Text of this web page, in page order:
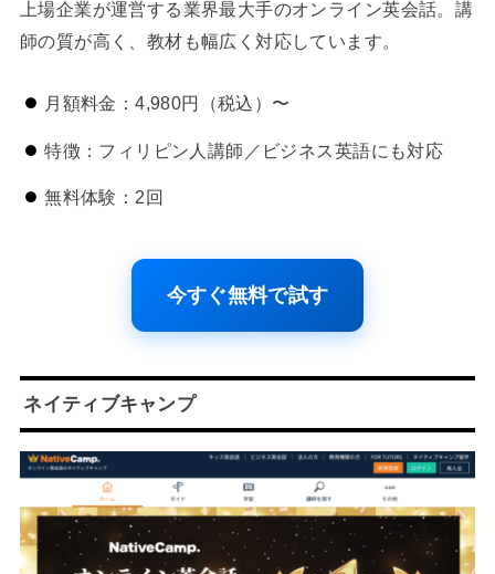
上場企業が運営する業界最大手のオンライン英会話。講
師の質が高く、教材も幅広く対応しています。
月額料金：4,980円（税込）〜
特徴：フィリピン人講師／ビジネス英語にも対応
無料体験：2回
今すぐ無料で試す
ネイティブキャンプ